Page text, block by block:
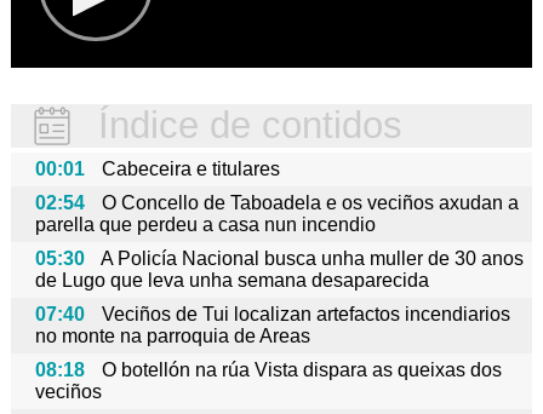
Índice de contidos
00:01
Cabeceira e titulares
02:54
O Concello de Taboadela e os veciños axudan a
parella que perdeu a casa nun incendio
05:30
A Policía Nacional busca unha muller de 30 anos
de Lugo que leva unha semana desaparecida
07:40
Veciños de Tui localizan artefactos incendiarios
no monte na parroquia de Areas
08:18
O botellón na rúa Vista dispara as queixas dos
veciños